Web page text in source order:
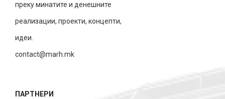
преку минатите и денешните
реализации, проекти, концепти,
идеи.
contact@marh.mk
ПАРТНЕРИ